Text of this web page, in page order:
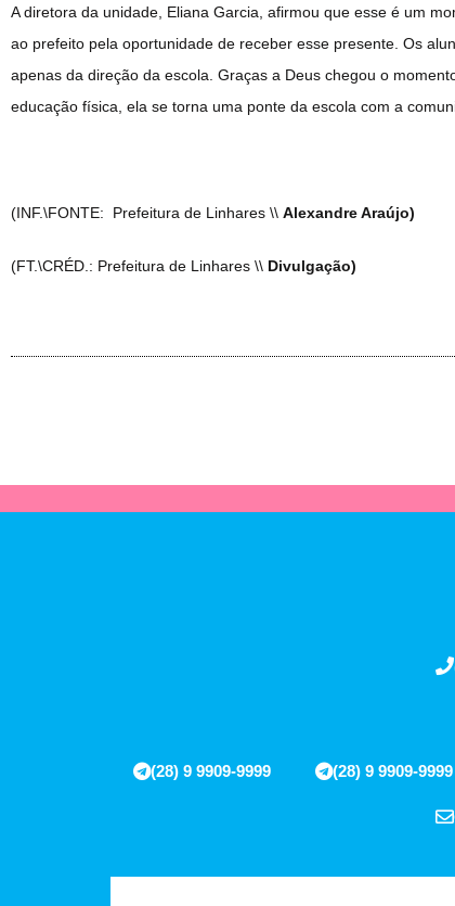
A diretora da unidade, Eliana Garcia, afirmou que esse é um
ao prefeito pela oportunidade de receber esse presente. Os
apenas da direção da escola. Graças a Deus chegou o
educação física, ela se torna uma ponte da escola com a
(INF.\FONTE: Prefeitura de Linhares \\ Alexandre Araújo)
(FT.\CRÉD.: Prefeitura de Linhares \\ Divulgação)
(28) 9 9909-9999 (28) 9 9909-9999